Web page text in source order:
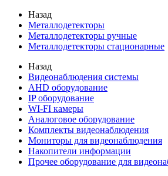
Назад
Металлодетекторы
Металлодетекторы ручные
Металлодетекторы стационарные
Назад
Видеонаблюдения cистемы
AHD оборудование
IP оборудование
WI-FI камеры
Аналоговое оборудование
Комплекты видеонаблюдения
Мониторы для видеонаблюдения
Накопители информации
Прочее оборудование для